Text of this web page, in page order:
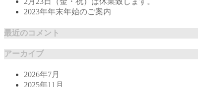
2023年年末年始のご案内
最近のコメント
アーカイブ
2026年7月
2025年11月